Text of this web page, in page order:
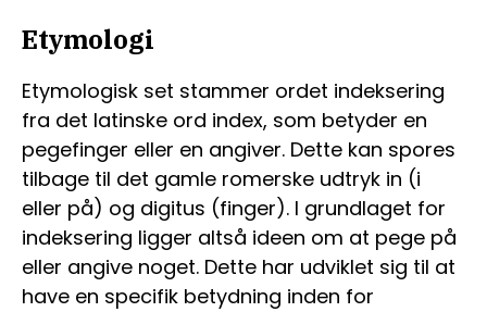
Etymologi
Etymologisk set stammer ordet indeksering
fra det latinske ord index, som betyder en
pegefinger eller en angiver. Dette kan spores
tilbage til det gamle romerske udtryk in (i
eller på) og digitus (finger). I grundlaget for
indeksering ligger altså ideen om at pege på
eller angive noget. Dette har udviklet sig til at
have en specifik betydning inden for